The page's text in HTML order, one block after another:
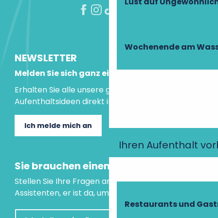
Wochenende am
Ihren Aufenthalt
Restaurants und
NEWSLETTER
Melden Sie sich ganz einfach an!
Erhalten Sie alle unsere guten Tipps und
Aufenthaltsideen direkt in Ihre Mailbox.
Ich melde mich an
Sie brauchen einen Rat?
Stellen Sie Ihre Fragen an unseren virtuellen
Assistenten, er ist da, um Ihnen zu helfen.